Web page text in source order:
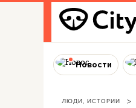
Новости
ЛЮДИ, ИСТОРИИ